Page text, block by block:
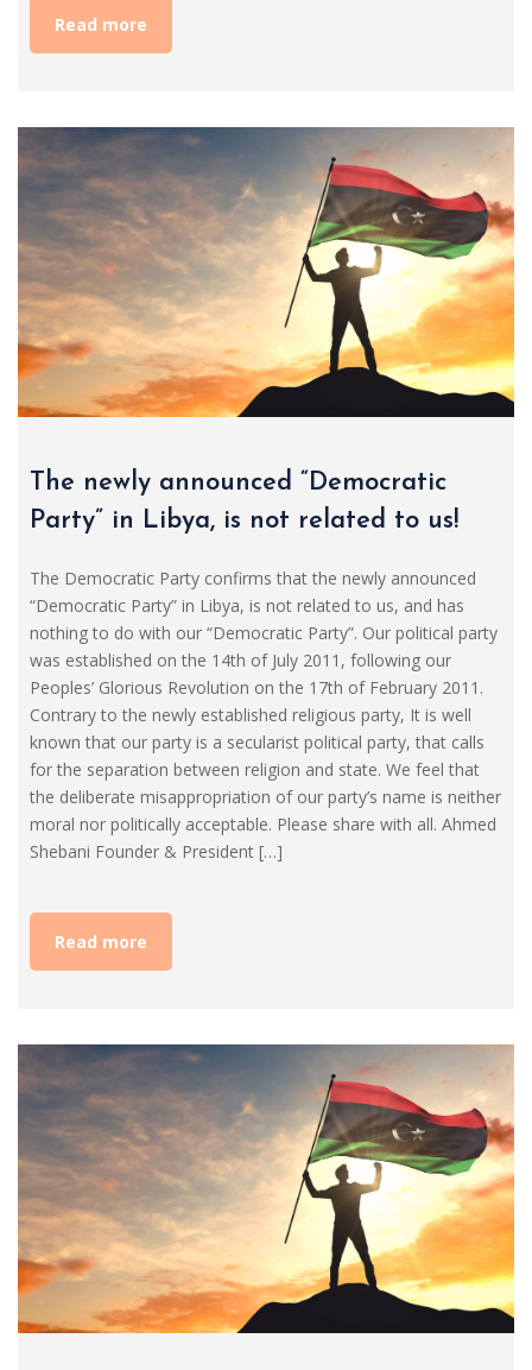
Read more
The newly announced “Democratic
Party” in Libya, is not related to us!
The Democratic Party confirms that the newly announced
“Democratic Party” in Libya, is not related to us, and has
nothing to do with our “Democratic Party”. Our political party
was established on the 14th of July 2011, following our
Peoples’ Glorious Revolution on the 17th of February 2011.
Contrary to the newly established religious party, It is well
known that our party is a secularist political party, that calls
for the separation between religion and state. We feel that
the deliberate misappropriation of our party’s name is neither
moral nor politically acceptable. Please share with all. Ahmed
Shebani Founder & President […]
Read more